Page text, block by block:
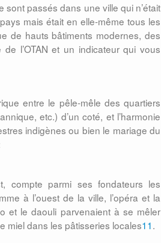
sont passés dans une ville qui n’était
mais était en elle-même tous les
de hauts bâtiments modernes, des
l’OTAN et un indicateur qui vous
entre le pêle-mêle des quartiers
etc.) d’un coté, et l’harmonie
indigènes ou bien le mariage du
compte parmi ses fondateurs les
à l’ouest de la ville, l’opéra et la
et le daouli parvenaient à se mêler
miel dans les pâtisseries locales11.